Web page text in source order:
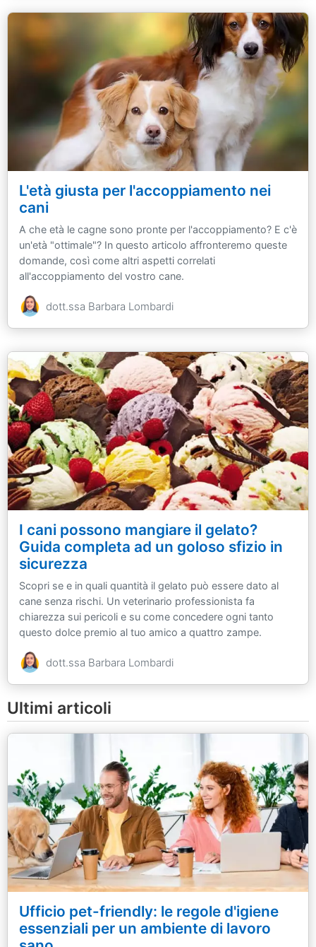
L'età giusta per l'accoppiamento nei
cani
A che età le cagne sono pronte per l'accoppiamento? E c'è
un'età "ottimale"? In questo articolo affronteremo queste
domande, così come altri aspetti correlati
all'accoppiamento del vostro cane.
dott.ssa Barbara Lombardi
I cani possono mangiare il gelato?
Guida completa ad un goloso sfizio in
sicurezza
Scopri se e in quali quantità il gelato può essere dato al
cane senza rischi. Un veterinario professionista fa
chiarezza sui pericoli e su come concedere ogni tanto
questo dolce premio al tuo amico a quattro zampe.
dott.ssa Barbara Lombardi
Ultimi articoli
Ufficio pet-friendly: le regole d'igiene
essenziali per un ambiente di lavoro